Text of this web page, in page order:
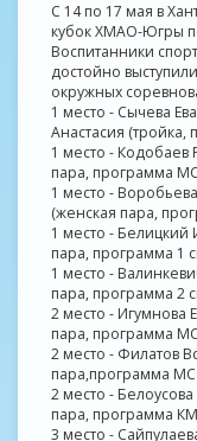
С 14 по 17 мая в
кубок ХМАО-Югры
Воспитанники
достойно
окружных
1 место - Сычева
Анастасия (тройка,
1 место -
пара, программа
1 место -
(женская пара,
1 место - Белицкий
пара, программа 1
1 место -
пара, программа 2
2 место - Игумнова
пара, программа
2 место - Филатов
пара,программа МС
2 место -
пара, программа
3 место -